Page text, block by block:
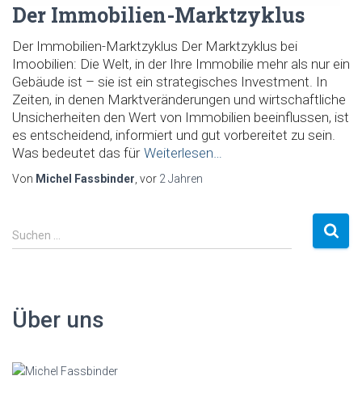
Der Immobilien-Marktzyklus
Der Immobilien-Marktzyklus Der Marktzyklus bei
Imoobilien: Die Welt, in der Ihre Immobilie mehr als nur ein
Gebäude ist – sie ist ein strategisches Investment. In
Zeiten, in denen Marktveränderungen und wirtschaftliche
Unsicherheiten den Wert von Immobilien beeinflussen, ist
es entscheidend, informiert und gut vorbereitet zu sein.
Was bedeutet das für Weiterlesen…
Von Michel Fassbinder , vor 2 Jahren
S
u
h
Suchen …
Über uns